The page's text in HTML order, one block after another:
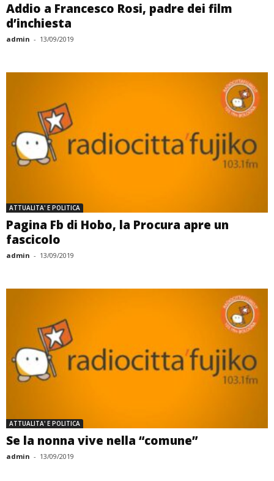
Addio a Francesco Rosi, padre dei film
d’inchiesta
admin - 13/09/2019
ATTUALITA' E POLITICA
Pagina Fb di Hobo, la Procura apre un
fascicolo
admin - 13/09/2019
ATTUALITA' E POLITICA
Se la nonna vive nella “comune”
admin - 13/09/2019